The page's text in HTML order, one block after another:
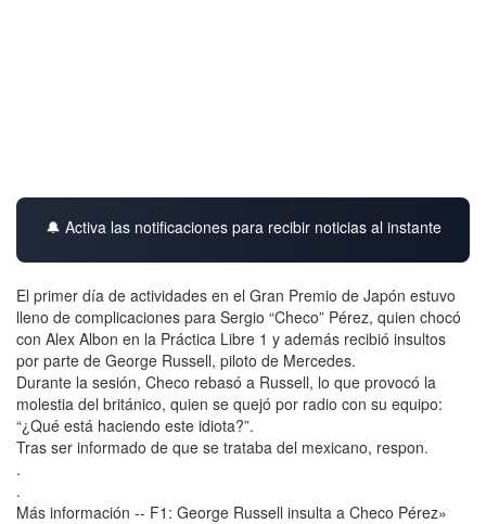
🔔 Activa las notificaciones para recibir noticias al instante
El primer día de actividades en el Gran Premio de Japón estuvo
lleno de complicaciones para Sergio “Checo” Pérez, quien chocó
con Alex Albon en la Práctica Libre 1 y además recibió insultos
por parte de George Russell, piloto de Mercedes.
Durante la sesión, Checo rebasó a Russell, lo que provocó la
molestia del británico, quien se quejó por radio con su equipo:
“¿Qué está haciendo este idiota?”.
Tras ser informado de que se trataba del mexicano, respon.
.
.
Más información -- F1: George Russell insulta a Checo Pérez»